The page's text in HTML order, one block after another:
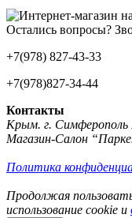
Остались вопросы?
+7(978) 827-43-33
+7(978)827-34-44
Контакты
Крым. г. Симферополь
Магазин-Салон
Политика
Продолжая
использование cookie и